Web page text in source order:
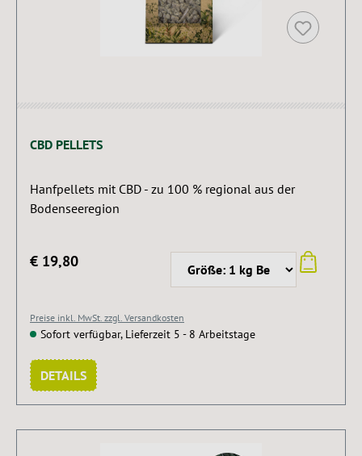
CBD PELLETS
Hanfpellets mit CBD - zu 100 % regional aus der
Bodenseeregion
€ 19,80
Preise inkl. MwSt. zzgl. Versandkosten
Sofort verfügbar, Lieferzeit 5 - 8 Arbeitstage
DETAILS